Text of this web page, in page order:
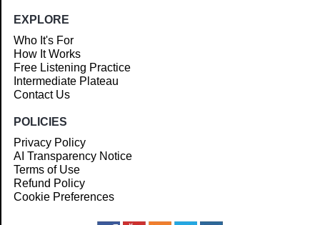
EXPLORE
Who It's For
How It Works
Free Listening Practice
Intermediate Plateau
Contact Us
POLICIES
Privacy Policy
AI Transparency Notice
Terms of Use
Refund Policy
Cookie Preferences